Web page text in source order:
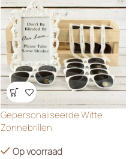
Wensenlijst
Gepersonaliseerde Witte
Zonnebrillen
Op voorraad